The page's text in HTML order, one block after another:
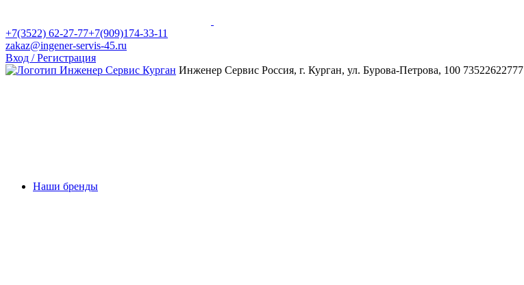
+7(3522) 62-27-77+7(909)174-33-11
zakaz@ingener-servis-45.ru
Вход / Регистрация
Инженер Сервис Россия, г. Курган, ул. Бурова-Петрова, 100 73522622777
Наши бренды